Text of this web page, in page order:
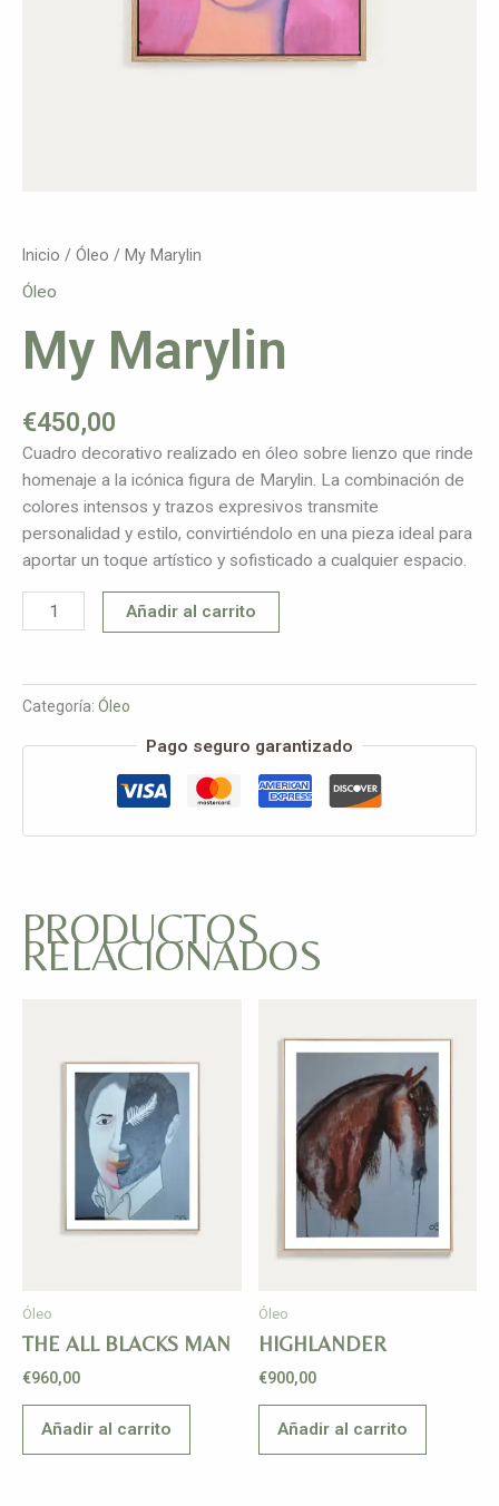
Inicio / Óleo / My Marylin
Óleo
My Marylin
€450,00
Cuadro decorativo realizado en óleo sobre lienzo que rinde
homenaje a la icónica figura de Marylin. La combinación de
colores intensos y trazos expresivos transmite
personalidad y estilo, convirtiéndolo en una pieza ideal para
aportar un toque artístico y sofisticado a cualquier espacio.
Añadir al carrito
Categoría: Óleo
Pago seguro garantizado
PRODUCTOS
RELACIONADOS
Óleo
THE ALL BLACKS MAN
€960,00
Añadir al carrito
Óleo
HIGHLANDER
€900,00
Añadir al carrito